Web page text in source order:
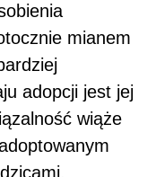
mianem
adopcji jest jej
wiąże